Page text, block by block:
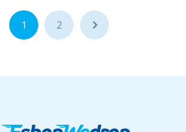
1 2 ...